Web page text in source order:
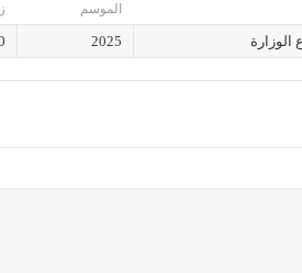
الموسم
الوزارة 2025